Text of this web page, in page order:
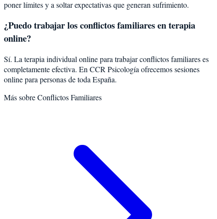
poner límites y a soltar expectativas que generan sufrimiento.
¿Puedo trabajar los conflictos familiares en terapia
online?
Sí. La terapia individual online para trabajar conflictos familiares es
completamente efectiva. En CCR Psicología ofrecemos sesiones
online para personas de toda España.
Más sobreConflictos Familiares